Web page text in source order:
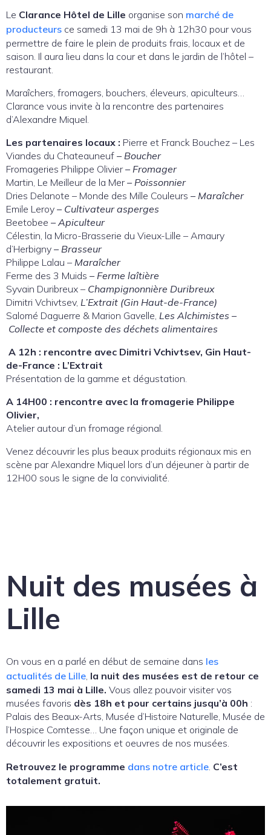
Le Clarance Hôtel de Lille organise son marché de
producteurs ce samedi 13 mai de 9h à 12h30 pour vous
permettre de faire le plein de produits frais, locaux et de
saison. Il aura lieu dans la cour et dans le jardin de l’hôtel –
restaurant.
Maraîchers, fromagers, bouchers, éleveurs, apiculteurs…
Clarance vous invite à la rencontre des partenaires
d’Alexandre Miquel.
Les partenaires locaux : Pierre et Franck Bouchez – Les
Viandes du Chateauneuf – Boucher
Fromageries Philippe Olivier– Fromager
Martin, Le Meilleur de la Mer– Poissonnier
Dries Delanote – Monde des Mille Couleurs – Maraîcher
Emile Leroy – Cultivateur asperges
Beetobee – Apiculteur
Célestin, la Micro-Brasserie du Vieux-Lille – Amaury
d’Herbigny – Brasseur
Philippe Lalau – Maraîcher
Ferme des 3 Muids – Ferme laîtière
Syvain Duribreux – Champignonnière Duribreux
Dimitri Vchivtsev, L’Extrait (Gin Haut-de-France)
Salomé Daguerre & Marion Gavelle, Les Alchimistes –
Collecte et composte des déchets alimentaires
A 12h : rencontre avec Dimitri Vchivtsev, Gin Haut-
de-France : L’Extrait
Présentation de la gamme et dégustation.
A 14H00 : rencontre avec la fromagerie Philippe
Olivier,
Atelier autour d’un fromage régional.
Venez découvrir les plus beaux produits régionaux mis en
scène par Alexandre Miquel lors d’un déjeuner à partir de
12H00 sous le signe de la convivialité.
Nuit des musées à
Lille
On vous en a parlé en début de semaine dans les
actualités de Lille la nuit des musées est de retour ce
samedi 13 mai à Lille. Vous allez pouvoir visiter vos
musées favoris dès 18h et pour certains jusqu’à 00h :
Palais des Beaux-Arts, Musée d’Histoire Naturelle, Musée de
l’Hospice Comtesse… Une façon unique et originale de
découvrir les expositions et oeuvres de nos musées.
Retrouvez le programme dans notre article C’est
totalement gratuit.